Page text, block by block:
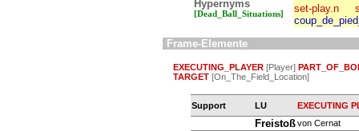
Hypernyms
[Dead_Ball_Situations]
set-play.n
Frame-Elemente
EXECUTING_PLAYER [Player]
TARGET [On_The_Field_Location]
Support LU EXECUTING
Freistoßvon Cernat